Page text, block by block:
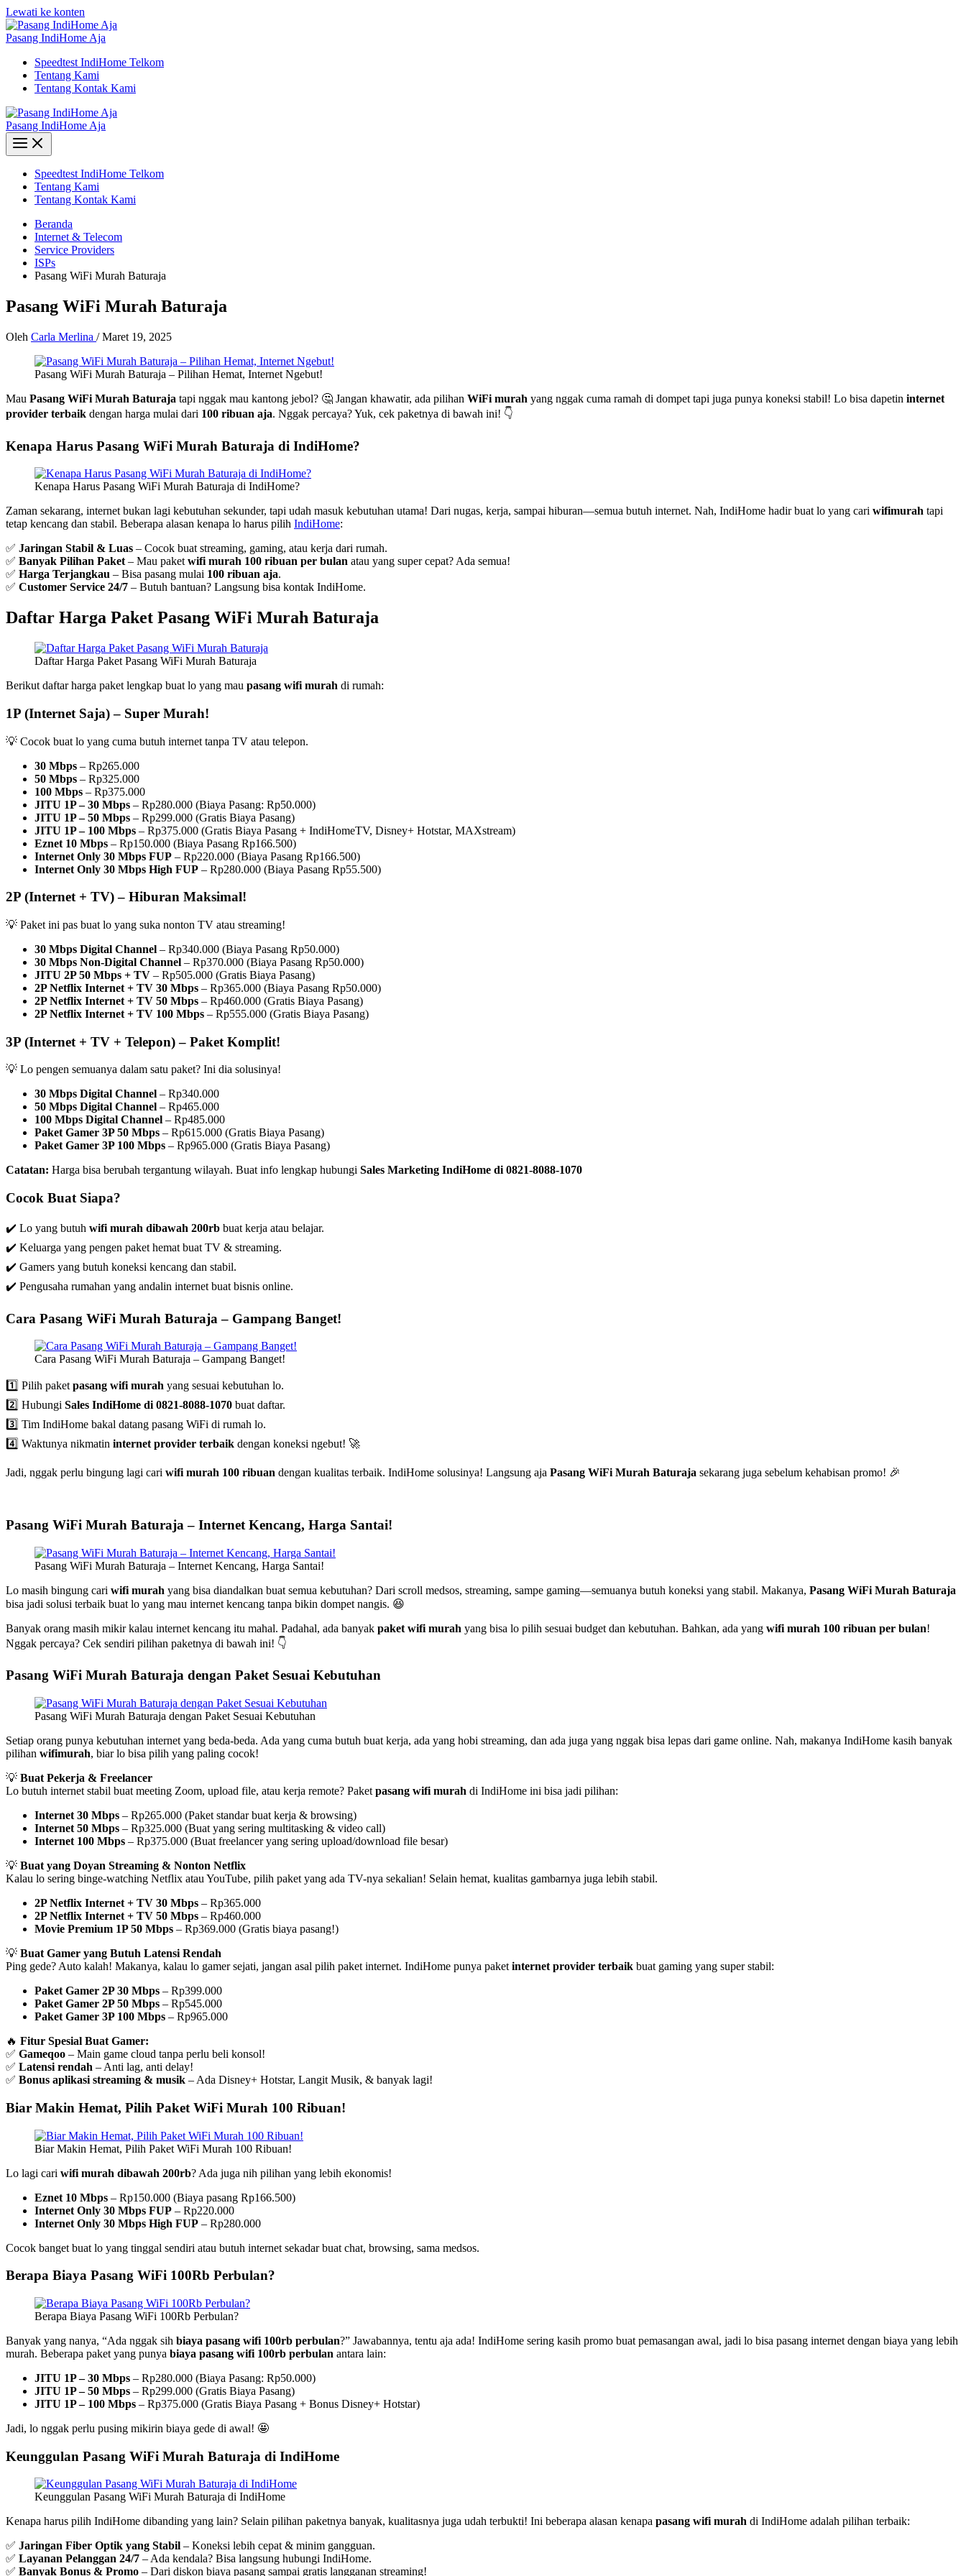
Lewati ke konten
Pasang IndiHome Aja
Speedtest IndiHome Telkom
Tentang Kami
Tentang Kontak Kami
Pasang IndiHome Aja
Speedtest IndiHome Telkom
Tentang Kami
Tentang Kontak Kami
Beranda
Internet & Telecom
Service Providers
ISPs
Pasang WiFi Murah Baturaja
Pasang WiFi Murah Baturaja
Oleh Carla Merlina /Maret 19, 2025
Pasang WiFi Murah Baturaja – Pilihan Hemat, Internet Ngebut!
Mau Pasang WiFi Murah Baturaja tapi nggak mau kantong jebol? 🤔 Jangan khawatir, ada pilihan WiFi murah yang nggak cuma ramah di dompet tapi juga punya koneksi stabil! Lo bisa dapetin internet
provider terbaik dengan harga mulai dari 100 ribuan aja. Nggak percaya? Yuk, cek paketnya di bawah ini! 👇
Kenapa Harus Pasang WiFi Murah Baturaja di IndiHome?
Kenapa Harus Pasang WiFi Murah Baturaja di IndiHome?
Zaman sekarang, internet bukan lagi kebutuhan sekunder, tapi udah masuk kebutuhan utama! Dari nugas, kerja, sampai hiburan—semua butuh internet. Nah, IndiHome hadir buat lo yang cari wifimurah tapi
tetap kencang dan stabil. Beberapa alasan kenapa lo harus pilih IndiHome:
✅ Jaringan Stabil & Luas – Cocok buat streaming, gaming, atau kerja dari rumah.
✅ Banyak Pilihan Paket – Mau paket wifi murah 100 ribuan per bulan atau yang super cepat? Ada semua!
✅ Harga Terjangkau – Bisa pasang mulai 100 ribuan aja.
✅ Customer Service 24/7 – Butuh bantuan? Langsung bisa kontak IndiHome.
Daftar Harga Paket Pasang WiFi Murah Baturaja
Daftar Harga Paket Pasang WiFi Murah Baturaja
Berikut daftar harga paket lengkap buat lo yang mau pasang wifi murah di rumah:
1P (Internet Saja) – Super Murah!
💡 Cocok buat lo yang cuma butuh internet tanpa TV atau telepon.
30 Mbps – Rp265.000
50 Mbps – Rp325.000
100 Mbps – Rp375.000
JITU 1P – 30 Mbps – Rp280.000 (Biaya Pasang: Rp50.000)
JITU 1P – 50 Mbps – Rp299.000 (Gratis Biaya Pasang)
JITU 1P – 100 Mbps – Rp375.000 (Gratis Biaya Pasang + IndiHomeTV, Disney+ Hotstar, MAXstream)
Eznet 10 Mbps – Rp150.000 (Biaya Pasang Rp166.500)
Internet Only 30 Mbps FUP – Rp220.000 (Biaya Pasang Rp166.500)
Internet Only 30 Mbps High FUP – Rp280.000 (Biaya Pasang Rp55.500)
2P (Internet + TV) – Hiburan Maksimal!
💡 Paket ini pas buat lo yang suka nonton TV atau streaming!
30 Mbps Digital Channel – Rp340.000 (Biaya Pasang Rp50.000)
30 Mbps Non-Digital Channel – Rp370.000 (Biaya Pasang Rp50.000)
JITU 2P 50 Mbps + TV – Rp505.000 (Gratis Biaya Pasang)
2P Netflix Internet + TV 30 Mbps – Rp365.000 (Biaya Pasang Rp50.000)
2P Netflix Internet + TV 50 Mbps – Rp460.000 (Gratis Biaya Pasang)
2P Netflix Internet + TV 100 Mbps – Rp555.000 (Gratis Biaya Pasang)
3P (Internet + TV + Telepon) – Paket Komplit!
💡 Lo pengen semuanya dalam satu paket? Ini dia solusinya!
30 Mbps Digital Channel – Rp340.000
50 Mbps Digital Channel – Rp465.000
100 Mbps Digital Channel – Rp485.000
Paket Gamer 3P 50 Mbps – Rp615.000 (Gratis Biaya Pasang)
Paket Gamer 3P 100 Mbps – Rp965.000 (Gratis Biaya Pasang)
Catatan: Harga bisa berubah tergantung wilayah. Buat info lengkap hubungi Sales Marketing IndiHome di 0821-8088-1070
Cocok Buat Siapa?
✔️ Lo yang butuh wifi murah dibawah 200rb buat kerja atau belajar.
✔️ Keluarga yang pengen paket hemat buat TV & streaming.
✔️ Gamers yang butuh koneksi kencang dan stabil.
✔️ Pengusaha rumahan yang andalin internet buat bisnis online.
Cara Pasang WiFi Murah Baturaja – Gampang Banget!
Cara Pasang WiFi Murah Baturaja – Gampang Banget!
1️⃣ Pilih paket pasang wifi murah yang sesuai kebutuhan lo.
2️⃣ Hubungi Sales IndiHome di 0821-8088-1070 buat daftar.
3️⃣ Tim IndiHome bakal datang pasang WiFi di rumah lo.
4️⃣ Waktunya nikmatin internet provider terbaik dengan koneksi ngebut! 🚀
Jadi, nggak perlu bingung lagi cari wifi murah 100 ribuan dengan kualitas terbaik. IndiHome solusinya! Langsung aja Pasang WiFi Murah Baturaja sekarang juga sebelum kehabisan promo! 🎉
Pasang WiFi Murah Baturaja – Internet Kencang, Harga Santai!
Pasang WiFi Murah Baturaja – Internet Kencang, Harga Santai!
Lo masih bingung cari wifi murah yang bisa diandalkan buat semua kebutuhan? Dari scroll medsos, streaming, sampe gaming—semuanya butuh koneksi yang stabil. Makanya, Pasang WiFi Murah Baturaja
bisa jadi solusi terbaik buat lo yang mau internet kencang tanpa bikin dompet nangis. 😆
Banyak orang masih mikir kalau internet kencang itu mahal. Padahal, ada banyak paket wifi murah yang bisa lo pilih sesuai budget dan kebutuhan. Bahkan, ada yang wifi murah 100 ribuan per bulan!
Nggak percaya? Cek sendiri pilihan paketnya di bawah ini! 👇
Pasang WiFi Murah Baturaja dengan Paket Sesuai Kebutuhan
Pasang WiFi Murah Baturaja dengan Paket Sesuai Kebutuhan
Setiap orang punya kebutuhan internet yang beda-beda. Ada yang cuma butuh buat kerja, ada yang hobi streaming, dan ada juga yang nggak bisa lepas dari game online. Nah, makanya IndiHome kasih banyak
pilihan wifimurah, biar lo bisa pilih yang paling cocok!
💡 Buat Pekerja & Freelancer
Lo butuh internet stabil buat meeting Zoom, upload file, atau kerja remote? Paket pasang wifi murah di IndiHome ini bisa jadi pilihan:
Internet 30 Mbps – Rp265.000 (Paket standar buat kerja & browsing)
Internet 50 Mbps – Rp325.000 (Buat yang sering multitasking & video call)
Internet 100 Mbps – Rp375.000 (Buat freelancer yang sering upload/download file besar)
💡 Buat yang Doyan Streaming & Nonton Netflix
Kalau lo sering binge-watching Netflix atau YouTube, pilih paket yang ada TV-nya sekalian! Selain hemat, kualitas gambarnya juga lebih stabil.
2P Netflix Internet + TV 30 Mbps – Rp365.000
2P Netflix Internet + TV 50 Mbps – Rp460.000
Movie Premium 1P 50 Mbps – Rp369.000 (Gratis biaya pasang!)
💡 Buat Gamer yang Butuh Latensi Rendah
Ping gede? Auto kalah! Makanya, kalau lo gamer sejati, jangan asal pilih paket internet. IndiHome punya paket internet provider terbaik buat gaming yang super stabil:
Paket Gamer 2P 30 Mbps – Rp399.000
Paket Gamer 2P 50 Mbps – Rp545.000
Paket Gamer 3P 100 Mbps – Rp965.000
🔥 Fitur Spesial Buat Gamer:
✅ Gameqoo – Main game cloud tanpa perlu beli konsol!
✅ Latensi rendah – Anti lag, anti delay!
✅ Bonus aplikasi streaming & musik – Ada Disney+ Hotstar, Langit Musik, & banyak lagi!
Biar Makin Hemat, Pilih Paket WiFi Murah 100 Ribuan!
Biar Makin Hemat, Pilih Paket WiFi Murah 100 Ribuan!
Lo lagi cari wifi murah dibawah 200rb? Ada juga nih pilihan yang lebih ekonomis!
Eznet 10 Mbps – Rp150.000 (Biaya pasang Rp166.500)
Internet Only 30 Mbps FUP – Rp220.000
Internet Only 30 Mbps High FUP – Rp280.000
Cocok banget buat lo yang tinggal sendiri atau butuh internet sekadar buat chat, browsing, sama medsos.
Berapa Biaya Pasang WiFi 100Rb Perbulan?
Berapa Biaya Pasang WiFi 100Rb Perbulan?
Banyak yang nanya, “Ada nggak sih biaya pasang wifi 100rb perbulan?” Jawabannya, tentu aja ada! IndiHome sering kasih promo buat pemasangan awal, jadi lo bisa pasang internet dengan biaya yang lebih
murah. Beberapa paket yang punya biaya pasang wifi 100rb perbulan antara lain:
JITU 1P – 30 Mbps – Rp280.000 (Biaya Pasang: Rp50.000)
JITU 1P – 50 Mbps – Rp299.000 (Gratis Biaya Pasang)
JITU 1P – 100 Mbps – Rp375.000 (Gratis Biaya Pasang + Bonus Disney+ Hotstar)
Jadi, lo nggak perlu pusing mikirin biaya gede di awal! 🤩
Keunggulan Pasang WiFi Murah Baturaja di IndiHome
Keunggulan Pasang WiFi Murah Baturaja di IndiHome
Kenapa harus pilih IndiHome dibanding yang lain? Selain pilihan paketnya banyak, kualitasnya juga udah terbukti! Ini beberapa alasan kenapa pasang wifi murah di IndiHome adalah pilihan terbaik:
✅ Jaringan Fiber Optik yang Stabil – Koneksi lebih cepat & minim gangguan.
✅ Layanan Pelanggan 24/7 – Ada kendala? Bisa langsung hubungi IndiHome.
✅ Banyak Bonus & Promo – Dari diskon biaya pasang sampai gratis langganan streaming!